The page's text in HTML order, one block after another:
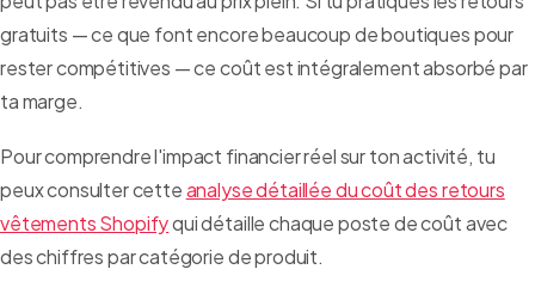
gratuits — ce que font encore beaucoup de boutiques pour
rester compétitives — ce coût est intégralement absorbé par
ta marge.
Pour comprendre l'impact financier réel sur ton activité, tu
peux consulter cetteanalyse détaillée du coût des retours
vêtements Shopifyqui détaille chaque poste de coût avec
des chiffres par catégorie de produit.